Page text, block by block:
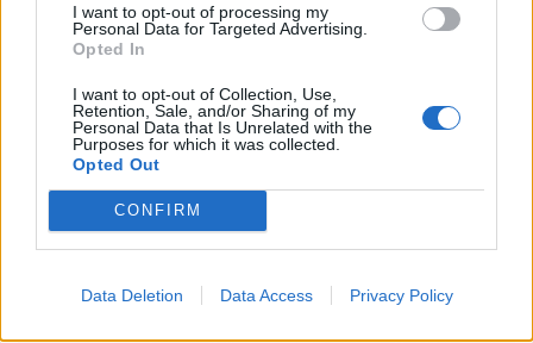
I want to opt-out of processing my
Personal Data for Targeted Advertising.
Opted In
I want to opt-out of Collection, Use,
Retention, Sale, and/or Sharing of my
Personal Data that Is Unrelated with the
Purposes for which it was collected.
Opted Out
CONFIRM
Data Deletion Data Access Privacy Policy
Ricardo Carvalho
Related Posts